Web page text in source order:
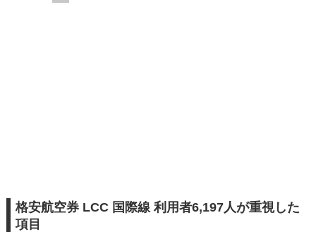
格安航空券 LCC 国際線 利用者6,197人が重視した
項目